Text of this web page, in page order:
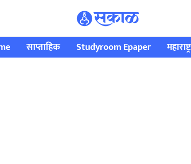
साप्ताहिक Studyroom Epaper महाराष्ट्र